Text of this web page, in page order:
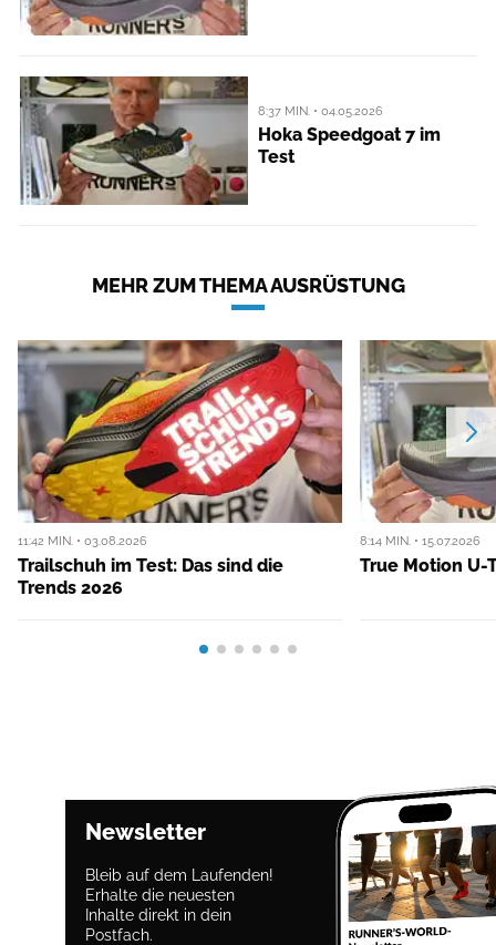
8:37 MIN. • 04.05.2026
Hoka Speedgoat 7 im
Test
MEHR ZUM THEMA AUSRÜSTUNG
11:42 MIN. • 03.08.2026
Trailschuh im Test: Das sind die
Trends 2026
8:14 MIN. • 15.07.2026
True Motion U-
Newsletter
Bleib auf dem Laufenden!
Erhalte die neuesten
Inhalte direkt in dein
Postfach.